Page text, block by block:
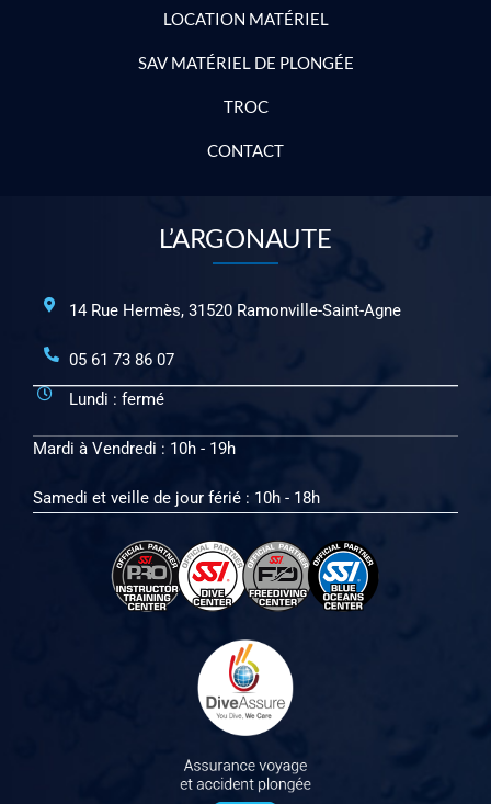
LOCATION MATÉRIEL
SAV MATÉRIEL DE PLONGÉE
TROC
CONTACT
L’ARGONAUTE
14 Rue Hermès, 31520 Ramonville-Saint-Agne
05 61 73 86 07
Lundi : fermé
Mardi à Vendredi : 10h - 19h
Samedi et veille de jour férié : 10h - 18h